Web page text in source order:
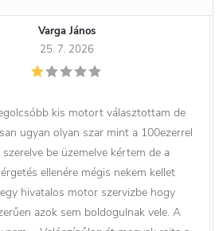
Varga János
25. 7. 2026
kis motort választottam de
ugyan olyan szar mint a 100ezerrel
be üzemelve kértem de a
ellenére mégis nekem kellet
hivatalos motor szervizbe hogy
azok sem boldogulnak vele. A